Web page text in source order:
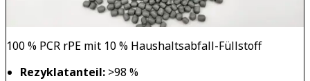
100 % PCR rPE mit 10 % Haushaltsabfall-Füllstoff
Rezyklatanteil: >98 %